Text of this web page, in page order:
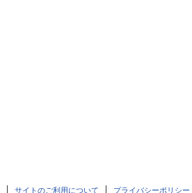
サイトのご利用について プライバシーポリシー